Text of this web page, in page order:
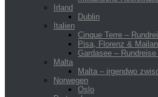
Irland
Dublin
Italien
Cinque Terre –
Pisa, Florenz &
Gardasee – Rundreise
Malta
Malta – irgendwo
Norwegen
Oslo